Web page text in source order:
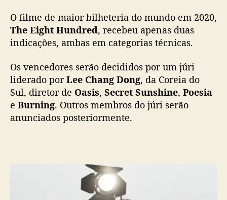
O filme de maior bilheteria do mundo em 2020,
The Eight Hundred, recebeu apenas duas
indicações, ambas em categorias técnicas.
Os vencedores serão decididos por um júri
liderado porLee Chang Dong, da Coreia do
Sul, diretor de Oasis, Secret Sunshine, Poesia
e Burning. Outros membros do júri serão
anunciados posteriormente.